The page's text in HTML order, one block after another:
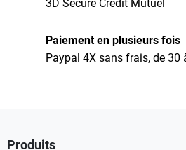
3D Secure Crédit Mutuel
Paiement en plusieurs fois
Paypal 4X sans frais, de 30
Produits